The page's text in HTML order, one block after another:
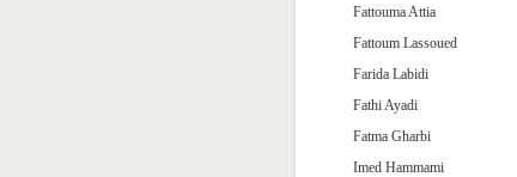
Fattouma Attia
Fattoum Lassoued
Farida Labidi
Fathi Ayadi
Fatma Gharbi
Imed Hammami